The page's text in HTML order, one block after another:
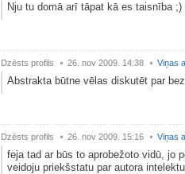
Nju tu domā arī tāpat kā es taisnība ;)
Dzēsts profils 26. nov 2009. 14:38 Viņas
Abstrakta būtne vēlas diskutēt par
Dzēsts profils 26. nov 2009. 15:16 Viņas
feja tad ar būs to aprobežoto vidū, jo
veidoju priekšstatu par autora